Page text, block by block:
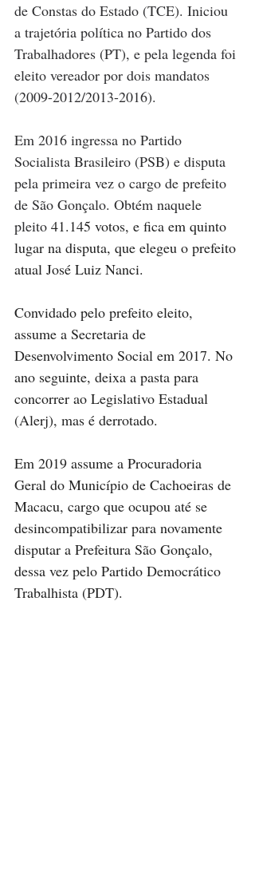
de Constas do Estado (TCE). Iniciou
a trajetória política no Partido dos
Trabalhadores (PT), e pela legenda foi
eleito vereador por dois mandatos
(2009-2012/2013-2016).
Em 2016 ingressa no Partido
Socialista Brasileiro (PSB) e disputa
pela primeira vez o cargo de prefeito
de São Gonçalo. Obtém naquele
pleito 41.145 votos, e fica em quinto
lugar na disputa, que elegeu o prefeito
atual José Luiz Nanci.
Convidado pelo prefeito eleito,
assume a Secretaria de
Desenvolvimento Social em 2017. No
ano seguinte, deixa a pasta para
concorrer ao Legislativo Estadual
(Alerj), mas é derrotado.
Em 2019 assume a Procuradoria
Geral do Município de Cachoeiras de
Macacu, cargo que ocupou até se
desincompatibilizar para novamente
disputar a Prefeitura São Gonçalo,
dessa vez pelo Partido Democrático
Trabalhista (PDT).